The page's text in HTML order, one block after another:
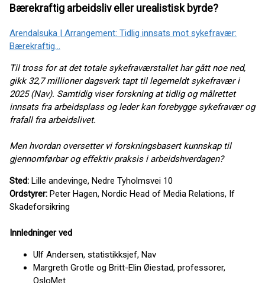
Bærekraftig arbeidsliv eller urealistisk byrde?
Arendalsuka | Arrangement: Tidlig innsats mot sykefravær:
Bærekraftig…
Til tross for at det totale sykefraværstallet har gått noe ned,
gikk 32,7 millioner dagsverk tapt til legemeldt sykefravær i
2025 (Nav). Samtidig viser forskning at tidlig og målrettet
innsats fra arbeidsplass og leder kan forebygge sykefravær og
frafall fra arbeidslivet.
Men hvordan oversetter vi forskningsbasert kunnskap til
gjennomførbar og effektiv praksis i arbeidshverdagen?
Sted: Lille andevinge, Nedre Tyholmsvei 10
Ordstyrer: Peter Hagen, Nordic Head of Media Relations, If
Skadeforsikring
Innledninger ved
Ulf Andersen, statistikksjef, Nav
Margreth Grotle og Britt-Elin Øiestad, professorer,
OsloMet